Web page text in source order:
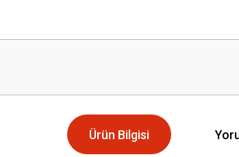
Ürün Bilgisi